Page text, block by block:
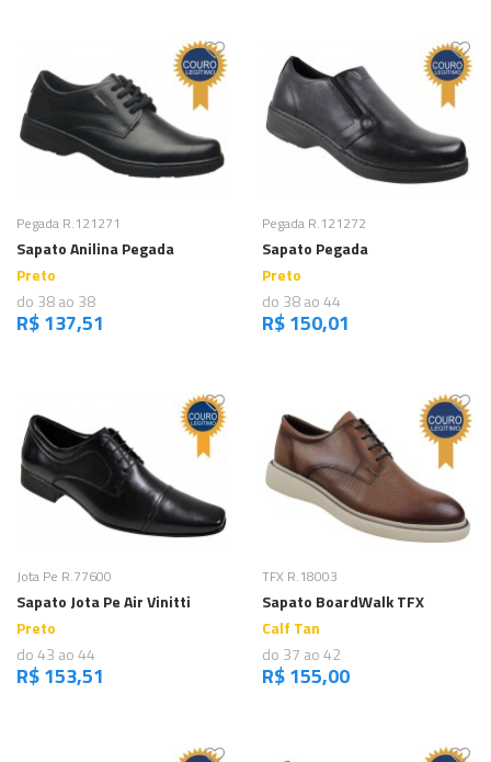
Comprar
Pegada R.121271
Sapato Anilina Pegada
Preto
do 38 ao 38
R$ 137,51
Comprar
Pegada R.121272
Sapato Pegada
Preto
do 38 ao 44
R$ 150,01
Comprar
Jota Pe R.77600
Sapato Jota Pe Air Vinitti
Preto
do 43 ao 44
R$ 153,51
Comprar
TFX R.18003
Sapato BoardWalk TFX
Calf Tan
do 37 ao 42
R$ 155,00